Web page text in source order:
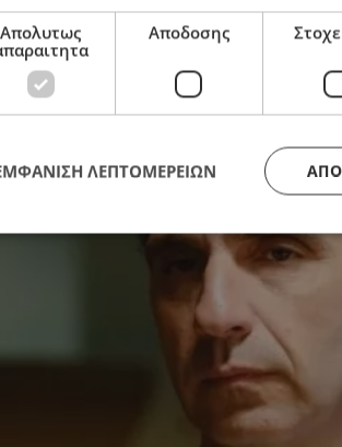
άφησε ουσιαστικό
Απολυτως
Αποδοσης
ΛΕΠΤΟΜΕΡΕΙΩΝ